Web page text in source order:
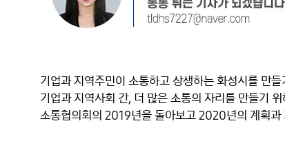
기업과 지역주민이 소통하고 상생하는 화성시를 만
기업과 지역사회 간, 더 많은 소통의 자리를 만들기
소통협의회의 2019년을 돌아보고 2020년의 계획과